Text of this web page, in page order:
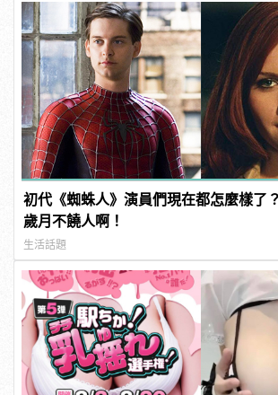
初代《蜘蛛人》演員們現在都怎麼樣了
歲月不饒人啊！
生活話題